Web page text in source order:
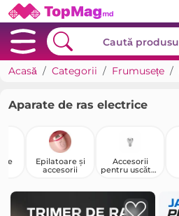
Acasă Categorii Frumusețe
Aparate de ras electrice
de
Epilatoare și
accesorii
Accesorii
pentru uscător